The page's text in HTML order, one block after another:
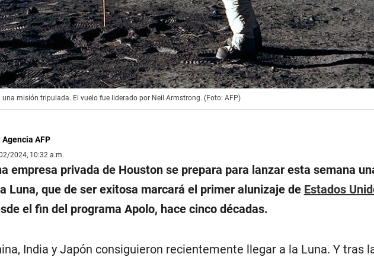
misión tripulada. El vuelo fue liderado por Neil Armstrong. (Foto: AFP)
Agencia AFP
2024, 10:32 a.m.
empresa privada de Houston se prepara para lanzar esta semana
Luna, que de ser exitosa marcará el primer alunizaje de Estados
el fin del programa Apolo, hace cinco décadas.
India y Japón consiguieron recientemente llegar a la Luna. Y tras